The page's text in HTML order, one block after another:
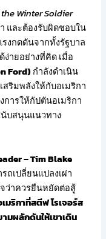
Winter Soldier
และต้องรับผิดชอบใน
งกดดันจากทั้งรัฐบาล
ง่ายอย่างที่คิด เมื่อ
Ford)กำลังดำเนิน
สริมพลังให้กับอเมริกา
ารให้กัปตันอเมริกา
บสนุนแนวทาง
– Tim Blake
ถเปลี่ยนแปลงเผ่า
ว่าควรยืนหยัดต่อสู้
ริกาที่สตีฟ โรเจอร์ส
มผลักดันให้เขาเดิน